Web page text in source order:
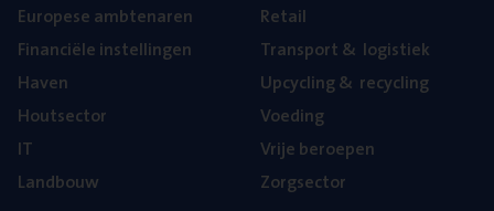
Euro­pe­se ambtenaren
Finan­ci­ë­le instellingen
Haven
Hout­sec­tor
IT
Land­bouw
Retail
Trans­port& logistiek
Upcy­cling& recycling
Voe­ding
Vrije beroe­pen
Zorg­sec­tor